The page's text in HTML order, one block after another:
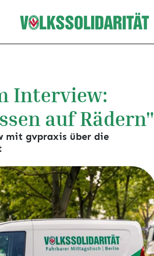
Interview:
auf Rädern"
mit gvpraxis über die